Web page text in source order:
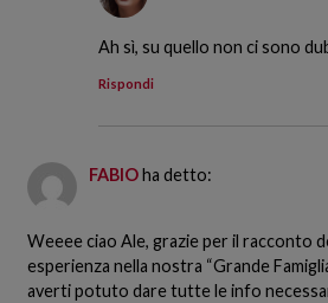
Ah sì, su quello non ci sono
Rispondi
FABIO ha detto:
Weeee ciao Ale, grazie per il racconto
esperienza nella nostra “Grande
averti potuto dare tutte le info